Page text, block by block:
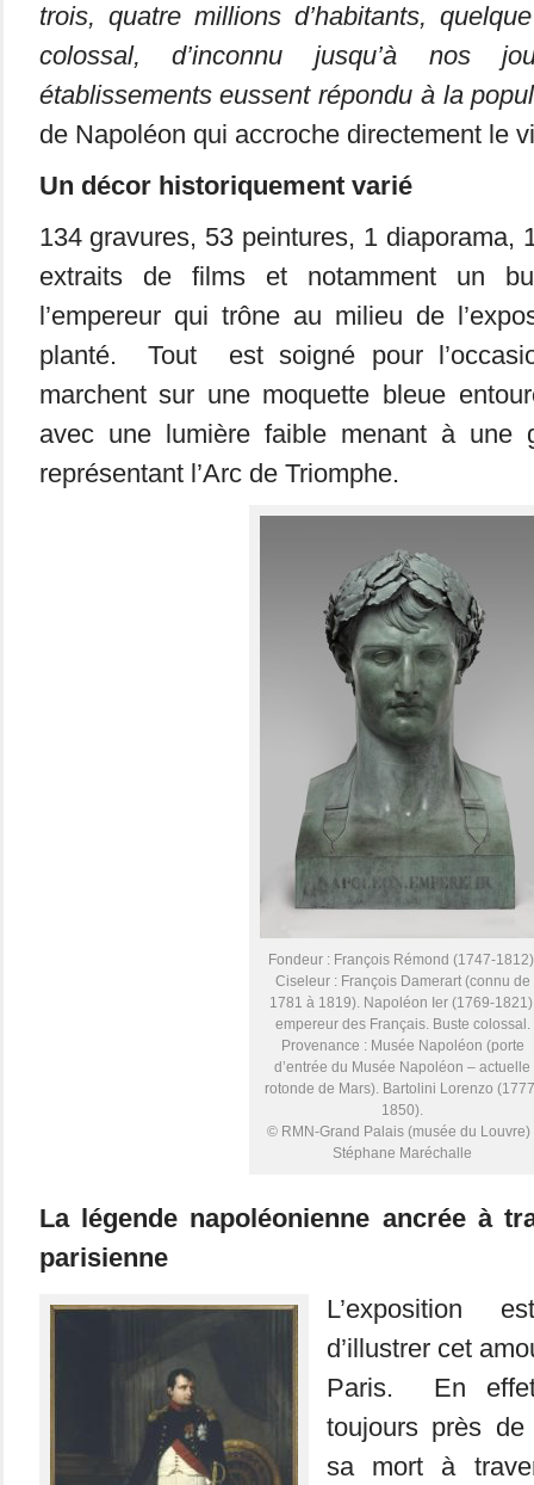
trois, quatre millions d’habitants,
colossal, d’inconnu jusqu’à nos
établissements eussent répondu à la
de Napoléon qui accroche directement le
Un décor historiquement varié
134 gravures, 53 peintures, 1 diaporama,
extraits de films et notamment un
l’empereur qui trône au milieu de
planté. Tout est soigné pour
marchent sur une moquette bleue
avec une lumière faible menant à une
représentant l’Arc de Triomphe.
Fondeur : François Rémond (1747-
Ciseleur : François Damerart (connu de
1781 à 1819). Napoléon Ier (1769-
empereur des Français. Buste colossal.
Provenance : Musée Napoléon (porte
d’entrée du Musée Napoléon – actuelle
rotonde de Mars). Bartolini Lorenzo
1850).
© RMN-Grand Palais (musée du Louvre)
Stéphane Maréchalle
La légende napoléonienne ancrée à
parisienne
L’exposition
d’illustrer cet
Paris. En
toujours près
sa mort à